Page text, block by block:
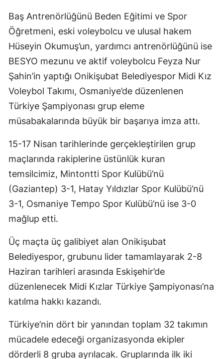
Baş Antrenörlüğünü Beden Eğitimi ve Spor
Öğretmeni, eski voleybolcu ve ulusal hakem
Hüseyin Okumuş’un, yardımcı antrenörlüğünü ise
BESYO mezunu ve aktif voleybolcu Feyza Nur
Şahin’in yaptığı Onikişubat Belediyespor Midi Kız
Voleybol Takımı, Osmaniye’de düzenlenen
Türkiye Şampiyonası grup eleme
müsabakalarında büyük bir başarıya imza attı.
15-17 Nisan tarihlerinde gerçekleştirilen grup
maçlarında rakiplerine üstünlük kuran
temsilcimiz, Mintontti Spor Kulübü’nü
(Gaziantep) 3-1, Hatay Yıldızlar Spor Kulübü’nü
3-1, Osmaniye Tempo Spor Kulübü’nü ise 3-0
mağlup etti.
Üç maçta üç galibiyet alan Onikişubat
Belediyespor, grubunu lider tamamlayarak 2-8
Haziran tarihleri arasında Eskişehir’de
düzenlenecek Midi Kızlar Türkiye Şampiyonası’na
katılma hakkı kazandı.
Türkiye’nin dört bir yanından toplam 32 takımın
mücadele edeceği organizasyonda ekipler
dörderli 8 gruba ayrılacak. Gruplarında ilk iki